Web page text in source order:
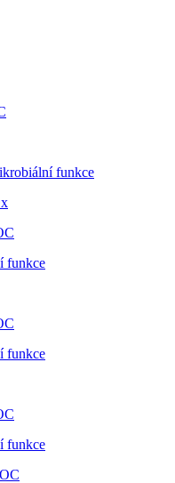
funkce
funkce
funkce
funkce